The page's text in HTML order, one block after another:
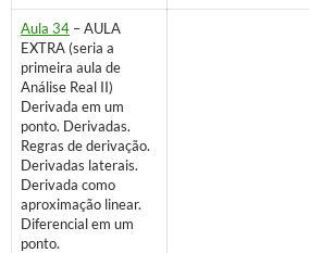
Aula 34 – AULA
EXTRA (seria a
primeira aula de
Análise Real II)
Derivada em um
ponto. Derivadas.
Regras de derivação.
Derivadas laterais.
Derivada como
aproximação linear.
Diferencial em um
ponto.